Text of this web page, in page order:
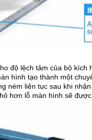
độ lệch tâm của bộ kích
hình tạo thành một
ném liên tục sau khi
hơn lỗ màn hình sẽ